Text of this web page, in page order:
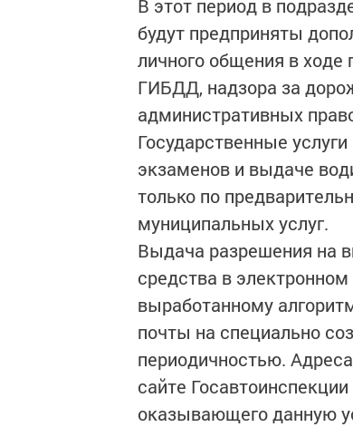
В этот период в
будут предприняты
личного общения в ходе
ГИБДД, надзора за
административных
Государственные
экзаменов и выдаче
только по
муниципальных услуг.
Выдача разрешения на
средства в
выработанному
почты на специально
периодичностью.
сайте
оказывающего данную